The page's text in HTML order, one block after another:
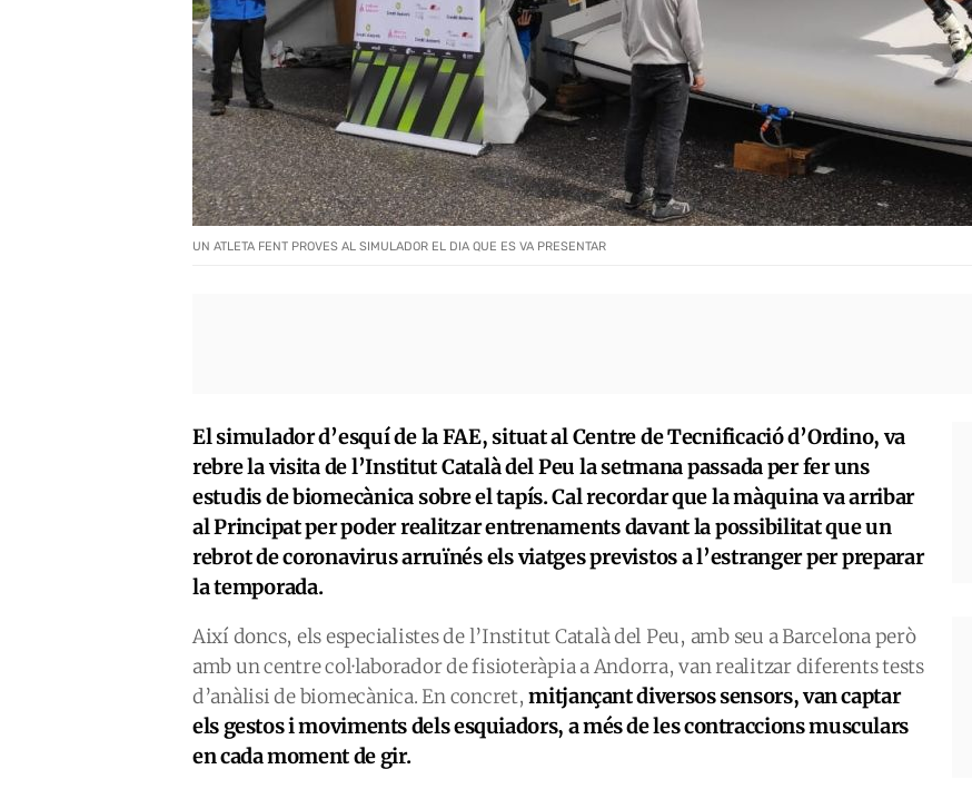
UN ATLETA FENT PROVES AL SIMULADOR EL DIA QUE ES VA PRESENTAR
El simulador d’esquí de la FAE, situat al Centre de Tecnificació d’Ordino, va
rebre la visita de l’Institut Català del Peu la setmana passada per fer uns
estudis de biomecànica sobre el tapís. Cal recordar que la màquina va arribar
al Principat per poder realitzar entrenaments davant la possibilitat que un
rebrot de coronavirus arruïnés els viatges previstos a l’estranger per preparar
la temporada.
Així doncs, els especialistes de l’Institut Català del Peu, amb seu a Barcelona però
amb un centre col·laborador de fisioteràpia a Andorra, van realitzar diferents tests
d’anàlisi de biomecànica. En concret,mitjançant diversos sensors, van captar
els gestos i moviments dels esquiadors, a més de les contraccions musculars
en cada moment de gir.